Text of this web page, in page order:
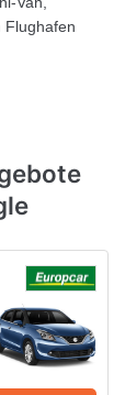
Flughafen